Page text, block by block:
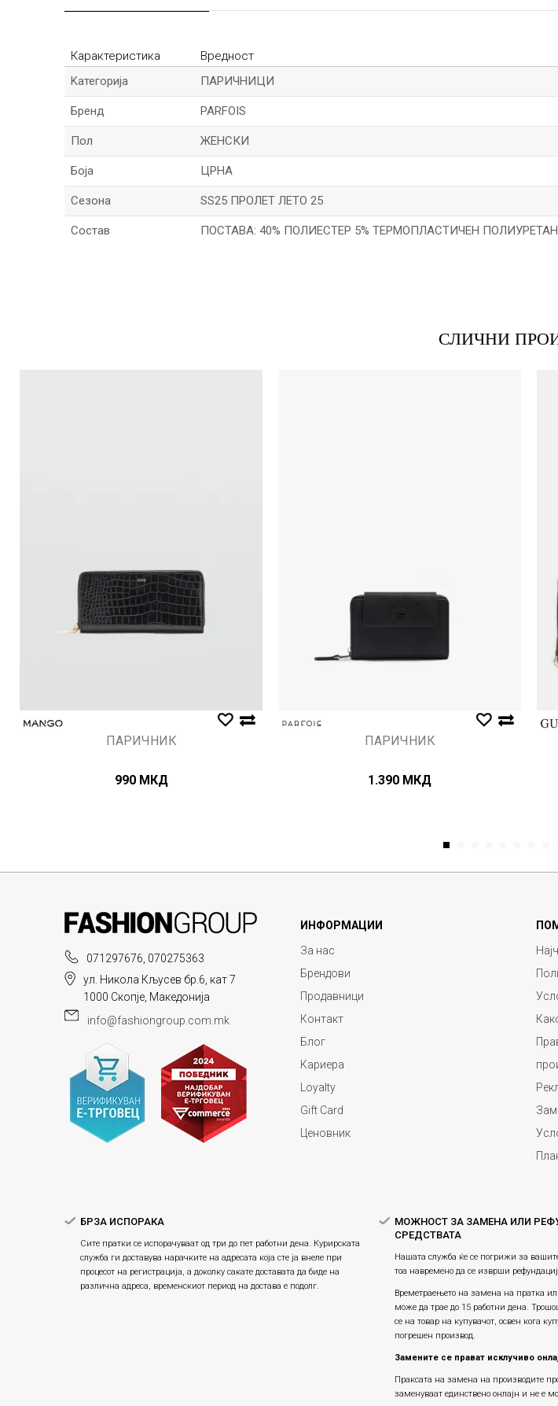
Карактеристика
Вредност
Kатегорија
ПАРИЧНИЦИ
Бренд PARFOIS
Пол ЖЕНСКИ
Боја ЦРНА
Сезона SS25 ПРОЛЕТ ЛЕТО 25
Состав ПОСТАВА: 40% ПОЛИЕСТЕР 5% ТЕРМОПЛАСТИЧЕН
СЛИЧНИ
ПАРИЧНИК
990 МКД
ПАРИЧНИК
1.390 МКД
1
071297676, 070275363
ул. Никола Кљусев бр.6, кат 7
1000 Скопје, Македонија
info@fashiongroup.com.mk
ИНФОРМАЦИИ
За нас
Брендови
Продавници
Контакт
Блог
Кариера
Loyalty
Gift Card
Ценовник
БРЗА ИСПОРАКА
Сите пратки се испорачуваат од три до пет работни дена. Курирската
служба ги доставува нарачките на адресата која сте ја внеле при
процесот на регистрација, а доколку сакате доставата да биде на
различна адреса, временскиот период на достава е подолг.
МОЖНОСТ ЗА ЗАМЕНА ИЛИ
СРЕДСТВАТА
Нашата служба ќе се погрижи за
тоа навремено да се изврши
Времетраењето на замена на пратка
може да трае до 15 работни дена.
се на товар на купувачот, освен кога
погрешен производ.
Замените се прават исклучиво
Праксата на замена на производите
заменуваат единствено онлајн и не е